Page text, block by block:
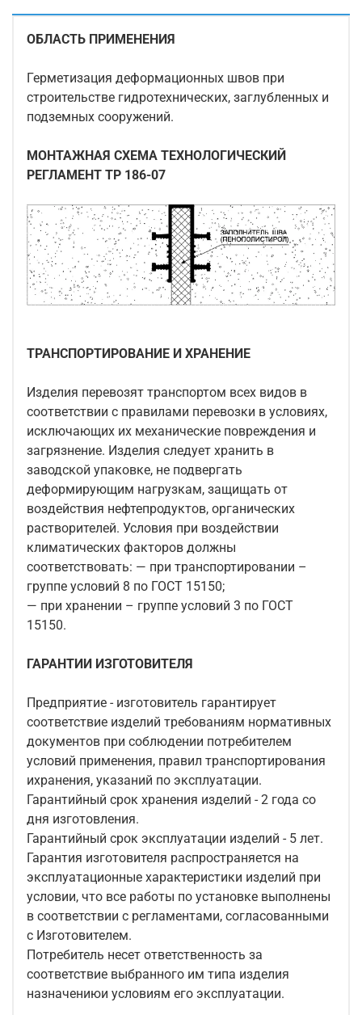
ОБЛАСТЬ ПРИМЕНЕНИЯ
Герметизация деформационных швов при
строительстве гидротехнических, заглубленных и
подземных сооружений.
МОНТАЖНАЯ СХЕМА ТЕХНОЛОГИЧЕСКИЙ
РЕГЛАМЕНТ ТР 186-07
ТРАНСПОРТИРОВАНИЕ И ХРАНЕНИЕ
Изделия перевозят транспортом всех видов в
соответствии с правилами перевозки в условиях,
исключающих их механические повреждения и
загрязнение. Изделия следует хранить в
заводской упаковке, не подвергать
деформирующим нагрузкам, защищать от
воздействия нефтепродуктов, органических
растворителей. Условия при воздействии
климатических факторов должны
соответствовать: — при транспортировании –
группе условий 8 по ГОСТ 15150;
— при хранении – группе условий 3 по ГОСТ
15150.
ГАРАНТИИ ИЗГОТОВИТЕЛЯ
Предприятие - изготовитель гарантирует
соответствие изделий требованиям нормативных
документов при соблюдении потребителем
условий применения, правил транспортирования
ихранения, указаний по эксплуатации.
Гарантийный срок хранения изделий - 2 года со
дня изготовления.
Гарантийный срок эксплуатации изделий - 5 лет.
Гарантия изготовителя распространяется на
эксплуатационные характеристики изделий при
условии, что все работы по установке выполнены
в соответствии с регламентами, согласованными
с Изготовителем.
Потребитель несет ответственность за
соответствие выбранного им типа изделия
назначениюи условиям его эксплуатации.